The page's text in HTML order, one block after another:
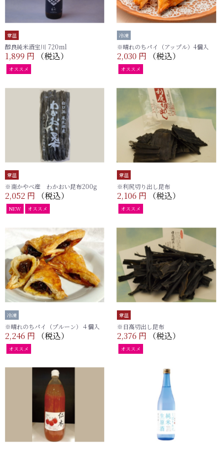
常温
醇良純米酒宝川 720ml
1,899 円 （税込）
オススメ
冷凍
※晴れのちパイ（アップル）4個入
2,030 円 （税込）
オススメ
常温
※南かやべ産 わかおい昆布200g
2,052 円 （税込）
NEW オススメ
常温
※利尻切り出し昆布
2,106 円 （税込）
オススメ
冷凍
※晴れのちパイ（プルーン）４個入
2,246 円 （税込）
オススメ
常温
※日高切出し昆布
2,376 円 （税込）
オススメ